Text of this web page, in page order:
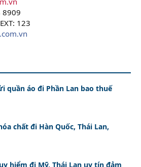
8909
123
quần áo đi Phần Lan bao thuế
chất đi Hàn Quốc, Thái Lan,
hiểm đi Mỹ, Thái Lan uy tín đảm